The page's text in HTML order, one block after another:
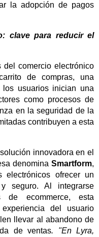
la adopción de pagos
clave para reducir el
del comercio electrónico
de compras, una
usuarios inician una
como procesos de
en la seguridad de la
contribuyen a esta
innovadora en el
denomina Smartform,
ofrecer un
seguro. Al integrarse
de ecommerce, esta
del usuario
llevar al abandono de
de ventas. "En Lyra,